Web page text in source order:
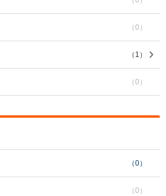
（0 ）
（ 1 ）
（0 ）
（0）
（0 ）